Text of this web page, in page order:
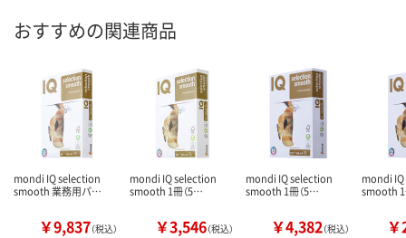
おすすめの関連商品
mondi IQ selection
smooth 業務用パ…
￥9,837（税込）
mondi IQ selection
smooth 1冊（5…
￥3,546（税込）
mondi IQ selection
smooth 1冊（5…
￥4,382（税込）
mondi
smooth